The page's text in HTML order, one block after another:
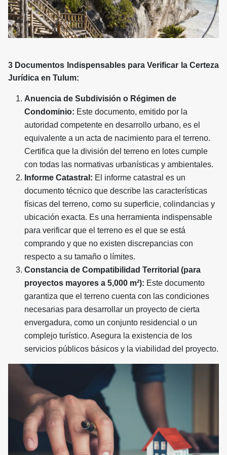
3 Documentos Indispensables para Verificar la Certeza
Jurídica en Tulum:
Anuencia de Subdivisión o Régimen de
Condominio: Este documento, emitido por la
autoridad competente en desarrollo urbano, es el
equivalente a un acta de nacimiento para el terreno.
Certifica que la división del terreno en lotes cumple
con todas las normativas urbanísticas y ambientales.
Informe Catastral: El informe catastral es un
documento técnico que describe las características
físicas del terreno, como su superficie, colindancias y
ubicación exacta. Es una herramienta indispensable
para verificar que el terreno es el que se está
comprando y que no existen discrepancias con
respecto a su tamaño o límites.
Constancia de Compatibilidad Territorial (para
proyectos mayores a 5,000 m²): Este documento
garantiza que el terreno cuenta con las condiciones
necesarias para desarrollar un proyecto de cierta
envergadura, como un conjunto residencial o un
complejo turístico. Asegura la existencia de los
servicios públicos básicos y la viabilidad del proyecto.